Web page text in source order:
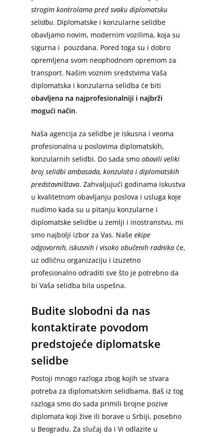
strogim kontrolama pred svaku diplomatsku
selidbu. Diplomatske i konzularne selidbe
obavljamo novim, modernim vozilima, koja su
sigurna i pouzdana. Pored toga su i dobro
opremljena svom neophodnom opremom za
transport. Našim voznim sredstvima Vaša
diplomatska i konzularna selidba će biti
obavljena na najprofesionalniji i najbrži
mogući način.
Naša agencija za selidbe je iskusna i veoma
profesionalna u poslovima diplomatskih,
konzularnih selidbi. Do sada smoobavili veliki
broj selidbi ambasada, konzulata i diplomatskih
predstavništava. Zahvaljujući godinama iskustva
u kvalitetnom obavljanju poslova i usluga koje
nudimo kada su u pitanju konzularne i
diplomatske selidbe u zemlji i inostranstvu, mi
smo najbolji izbor za Vas. Našeekipe
odgovornih, iskusnih i visoko obučenih radnika će,
uz odličnu organizaciju i izuzetno
profesionalno odraditi sve što je potrebno da
bi Vaša selidba bila uspešna.
Budite slobodni da nas
kontaktirate povodom
predstojeće diplomatske
selidbe
Postoji mnogo razloga zbog kojih se stvara
potreba za diplomatskim selidbama. Baš iz tog
razloga smo do sada primili brojne pozive
diplomata koji žive ili borave u Srbiji, posebno
u Beogradu. Za slučaj da i Vi odlazite u